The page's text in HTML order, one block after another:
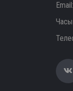
Email: